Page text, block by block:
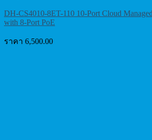
DH-CS4010-8ET-110 10-Port Cloud
with 8-Port PoE
ราคา 6,500.00